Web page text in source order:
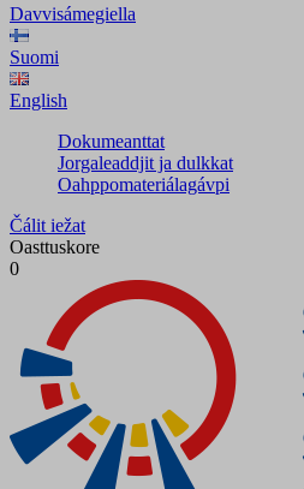
Davvisámegiella
Suomi
English
Dokumeanttat
Jorgaleaddjit ja dulkkat
Oahppomateriálagávpi
Čálit iežat
Oasttuskore
0